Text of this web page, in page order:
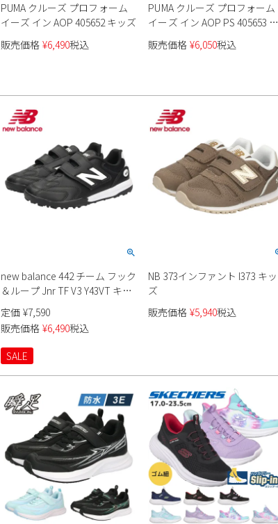
PUMA クルーズ プロフォーム
イーズ イン AOP 405652 キッズ
販売価格 ¥6,490税込
PUMA クルーズ プロフォーム
イーズ イン AOP PS 405653 キ
ッズ
販売価格 ¥6,050税込
new balance 442 チーム フック
＆ループ Jnr TF V3 Y43VT キッ
ズ
定価 ¥7,590
販売価格 ¥6,490税込
SALE
NB 373インファント I373 キッ
ズ
販売価格 ¥5,940税込